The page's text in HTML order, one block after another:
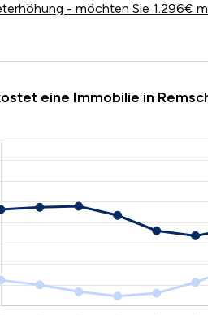
- möchten Sie 1.296€
eine Immobilie in